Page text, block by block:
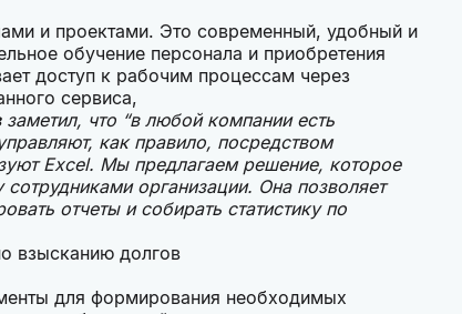
и проектами. Это современный, удобный и
обучение персонала и приобретения
доступ к рабочим процессам через
сервиса,
заметил, что “в любой компании есть
как правило, посредством
Excel. Мы предлагаем решение, которое
организации. Она позволяет
отчеты и собирать статистику по
взысканию долгов
для формирования необходимых